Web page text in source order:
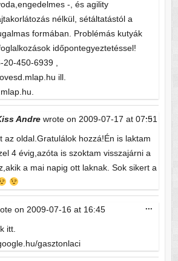
-, és agility
nélkül, sétáltatástól a
formában. Problémás kutyák
időpontegyeztetéssel!
450-6939 ,
ill.
Andre wrote on 2009-07-17 at 07:51
az oldal.Gratulálok hozzá!Én is laktam
4 évig,azóta is szoktam visszajárni a
a mai napig ott laknak. Sok sikert a
...Toggle
this
on 2009-07-16 at 16:45
itt.
gasztonlaci
...